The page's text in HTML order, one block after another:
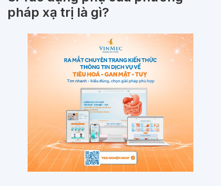
pháp xạ trị là gì?